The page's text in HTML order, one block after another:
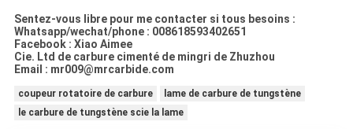
Sentez-vous libre pour me contacter si tous besoins :
Whatsapp/wechat/phone : 008618593402651
Facebook : Xiao Aimee
Cie. Ltd de carbure cimenté de mingri de Zhuzhou
Email : mr009@mrcarbide.com
coupeur rotatoire de carbure
lame de carbure de tungstène
le carbure de tungstène scie la lame